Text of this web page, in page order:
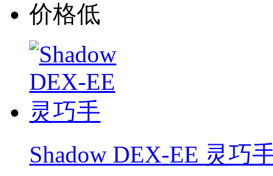
价格低
Shadow DEX-EE 灵巧